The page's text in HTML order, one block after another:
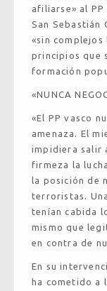
afiliarse» al
San Sebastián
«sin complejos
principios que
formación
«NUNCA
«El PP vasco
amenaza. El
impidiera salir
firmeza la
la posición de
terroristas.
tenían cabida
mismo que
en contra de
En su
ha cometido a